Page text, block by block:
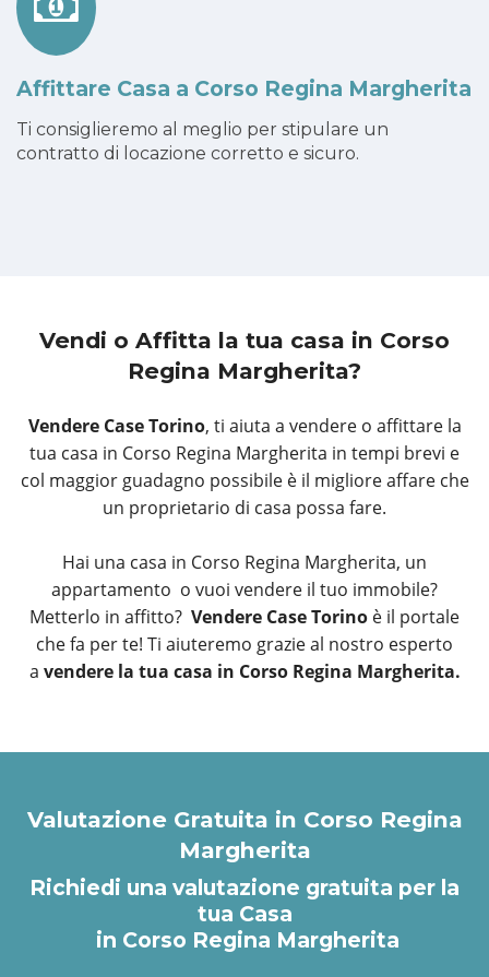
Affittare Casa a Corso Regina Margherita
Ti consiglieremo al meglio per stipulare un
contratto di locazione corretto e sicuro.
Vendi o Affitta la tua casa in Corso
Regina Margherita?
Vendere Case Torino, ti aiuta a vendere o affittare la
tua casa in Corso Regina Margherita in tempi brevi e
col maggior guadagno possibile è il migliore affare che
un proprietario di casa possa fare.
Hai una casa in Corso Regina Margherita, un
appartamento o vuoi vendere il tuo immobile?
Metterlo in affitto? Vendere Case Torino è il portale
che fa per te! Ti aiuteremo grazie al nostro esperto
a vendere la tua casa in Corso Regina Margherita.
Valutazione Gratuita in Corso Regina
Margherita
Richiedi una valutazione gratuita per la
tua Casa
in Corso Regina Margherita